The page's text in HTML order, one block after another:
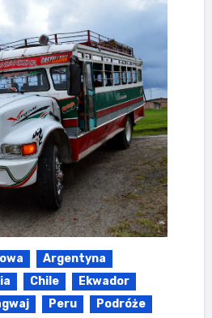
Argentyna
Chile
Ekwador
Peru
Podróże